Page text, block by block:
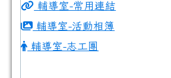
輔導室-常用連結
輔導室-活動相簿
輔導室-志工團